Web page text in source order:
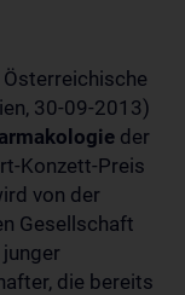
30-09-2013)
der
Konzett-Preis
von der
Gesellschaft
die bereits